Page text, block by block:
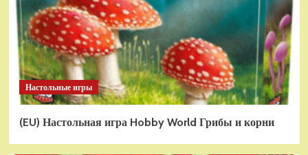
Настольные игры
(EU) Настольная игра Hobby World Грибы и корни